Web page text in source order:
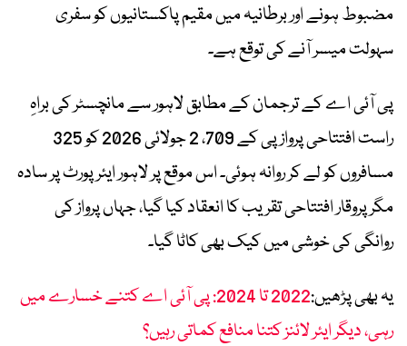
مضبوط ہونے اور برطانیہ میں مقیم پاکستانیوں کو سفری
سہولت میسر آنے کی توقع ہے۔
پی آئی اے کے ترجمان کے مطابق لاہور سے مانچسٹر کی براہِ
راست افتتاحی پرواز پی کے 709، 2 جولائی 2026 کو 325
مسافروں کو لے کر روانہ ہوئی۔ اس موقع پر لاہور ایئرپورٹ پر سادہ
مگر پروقار افتتاحی تقریب کا انعقاد کیا گیا، جہاں پرواز کی
روانگی کی خوشی میں کیک بھی کاٹا گیا۔
یہ بھی پڑھیں:
2022 تا 2024: پی آئی اے کتنے خسارے میں
رہی، دیگر ایئر لائنز کتنا منافع کماتی رہیں؟